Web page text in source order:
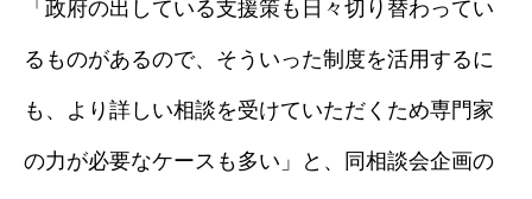
「政府の出している支援策も日々切り替わってい
るものがあるので、そういった制度を活用するに
も、より詳しい相談を受けていただくため専門家
の力が必要なケースも多い」と、同相談会企画の